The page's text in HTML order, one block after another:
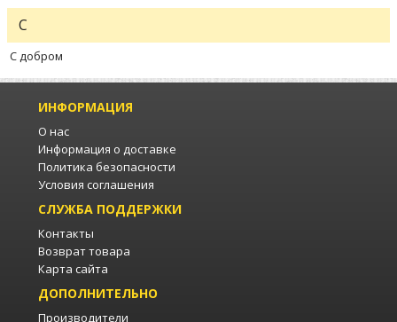
С
С добром
ИНФОРМАЦИЯ
О нас
Информация о доставке
Политика безопасности
Условия соглашения
СЛУЖБА ПОДДЕРЖКИ
Контакты
Возврат товара
Карта сайта
ДОПОЛНИТЕЛЬНО
Производители